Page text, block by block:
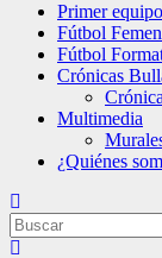
Primer equipo
Fútbol
Fútbol
Crónicas
Multimedia
¿Quiénes